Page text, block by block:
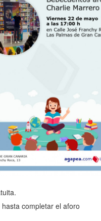
completar el aforo